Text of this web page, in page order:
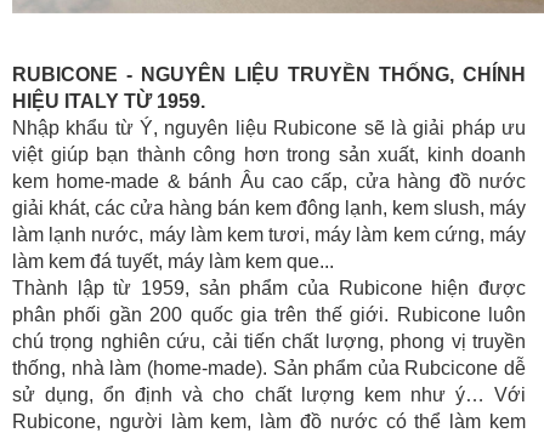
RUBICONE - NGUYÊN LIỆU TRUYỀN THỐNG, CHÍNH
HIỆU ITALY TỪ 1959.
Nhập khẩu từ Ý, nguyên liệu Rubicone sẽ là giải pháp ưu
việt giúp bạn thành công hơn trong sản xuất, kinh doanh
kem home-made & bánh Âu cao cấp, cửa hàng đồ nước
giải khát, các cửa hàng bán kem đông lạnh, kem slush, máy
làm lạnh nước, máy làm kem tươi, máy làm kem cứng, máy
làm kem đá tuyết, máy làm kem que...
Thành lập từ 1959, sản phẩm của Rubicone hiện được
phân phối gần 200 quốc gia trên thế giới. Rubicone luôn
chú trọng nghiên cứu, cải tiến chất lượng, phong vị truyền
thống, nhà làm (home-made). Sản phẩm của Rubcicone dễ
sử dụng, ổn định và cho chất lượng kem như ý… Với
Rubicone, người làm kem, làm đồ nước có thể làm kem